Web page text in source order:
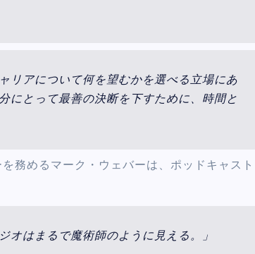
リアについて何を望むかを選べる立場にあ
にとって最善の決断を下すために、時間と
務めるマーク・ウェバーは、ポッドキャスト
オはまるで魔術師のように見える。」